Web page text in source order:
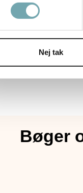
Nej tak
Ditte Young
Bøger